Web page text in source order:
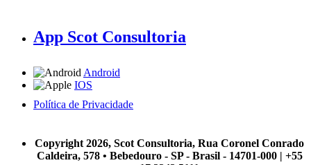
App Scot Consultoria
Android
IOS
Política de Privacidade
Copyright 2026, Scot Consultoria, Rua Coronel Conrado
Caldeira, 578 • Bebedouro - SP - Brasil - 14701-000 | +55